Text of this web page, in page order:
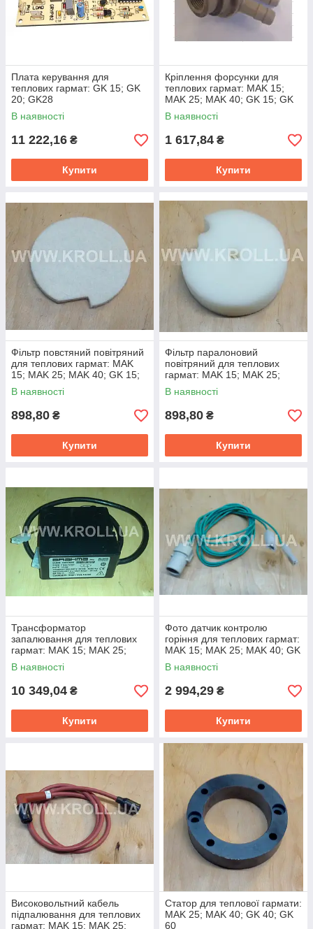
Плата керування для
теплових гармат: GK 15; GK
20; GK28
В наявності
11 222,16 ₴
Купити
Кріплення форсунки для
теплових гармат: MAK 15;
MAK 25; MAK 40; GK 15; GK
20; GK28; GK 40; GK 60
В наявності
1 617,84 ₴
Купити
Фільтр повстяний повітряний
для теплових гармат: MAK
15; MAK 25; MAK 40; GK 15;
GK 20; GK28; GK 40; GK 60
В наявності
898,80 ₴
Купити
Фільтр паралоновий
повітряний для теплових
гармат: MAK 15; MAK 25;
MAK 40; GK 15; GK 20; GK28;
GK 40; GK 60
В наявності
898,80 ₴
Купити
Трансформатор
запалювання для теплових
гармат: MAK 15; MAK 25;
MAK 40; GK 15; GK 20; GK28;
GK 40; GK 60
В наявності
10 349,04 ₴
Купити
Фото датчик контролю
горіння для теплових гармат:
MAK 15; MAK 25; MAK 40; GK
15; GK 20; GK28; GK 40; GK
60
В наявності
2 994,29 ₴
Купити
Високовольтний кабель
підпалювання для теплових
гармат: MAK 15; MAK 25;
Статор для теплової гармати:
MAK 25; MAK 40; GK 40; GK
60